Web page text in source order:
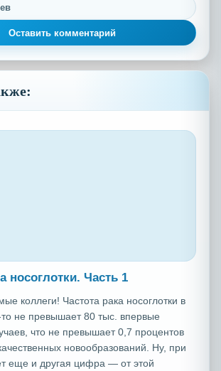
Оставить комментарий
носоглотки. Часть 1
коллеги! Частота рака носоглотки в
не превышает 80 тыс. впервые
что не превышает 0,7 процентов
новообразований. Ну, при
еще и другая цифра — от этой